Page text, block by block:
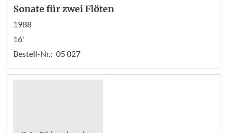
Sonate für zwei Flöten
1988
16'
Bestell-Nr.: 05 027